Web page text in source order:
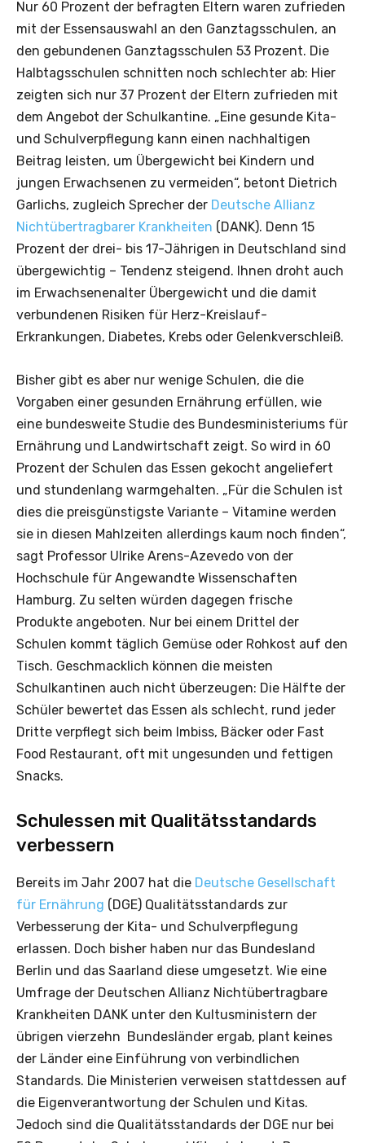
Nur 60 Prozent der befragten Eltern waren zufrieden
mit der Essensauswahl an den Ganztagsschulen, an
den gebundenen Ganztagsschulen 53 Prozent. Die
Halbtagsschulen schnitten noch schlechter ab: Hier
zeigten sich nur 37 Prozent der Eltern zufrieden mit
dem Angebot der Schulkantine. „Eine gesunde Kita-
und Schulverpflegung kann einen nachhaltigen
Beitrag leisten, um Übergewicht bei Kindern und
jungen Erwachsenen zu vermeiden“, betont Dietrich
Garlichs, zugleich Sprecher der Deutsche Allianz
Nichtübertragbarer Krankheiten (DANK). Denn 15
Prozent der drei- bis 17-Jährigen in Deutschland sind
übergewichtig – Tendenz steigend. Ihnen droht auch
im Erwachsenenalter Übergewicht und die damit
verbundenen Risiken für Herz-Kreislauf-
Erkrankungen, Diabetes, Krebs oder Gelenkverschleiß.
Bisher gibt es aber nur wenige Schulen, die die
Vorgaben einer gesunden Ernährung erfüllen, wie
eine bundesweite Studie des Bundesministeriums für
Ernährung und Landwirtschaft zeigt. So wird in 60
Prozent der Schulen das Essen gekocht angeliefert
und stundenlang warmgehalten. „Für die Schulen ist
dies die preisgünstigste Variante – Vitamine werden
sie in diesen Mahlzeiten allerdings kaum noch finden“,
sagt Professor Ulrike Arens-Azevedo von der
Hochschule für Angewandte Wissenschaften
Hamburg. Zu selten würden dagegen frische
Produkte angeboten. Nur bei einem Drittel der
Schulen kommt täglich Gemüse oder Rohkost auf den
Tisch. Geschmacklich können die meisten
Schulkantinen auch nicht überzeugen: Die Hälfte der
Schüler bewertet das Essen als schlecht, rund jeder
Dritte verpflegt sich beim Imbiss, Bäcker oder Fast
Food Restaurant, oft mit ungesunden und fettigen
Snacks.
Schulessen mit Qualitätsstandards
verbessern
Bereits im Jahr 2007 hat die Deutsche Gesellschaft
für Ernährung (DGE) Qualitätsstandards zur
Verbesserung der Kita- und Schulverpflegung
erlassen. Doch bisher haben nur das Bundesland
Berlin und das Saarland diese umgesetzt. Wie eine
Umfrage der Deutschen Allianz Nichtübertragbare
Krankheiten DANK unter den Kultusministern der
übrigen vierzehn Bundesländer ergab, plant keines
der Länder eine Einführung von verbindlichen
Standards. Die Ministerien verweisen stattdessen auf
die Eigenverantwortung der Schulen und Kitas.
Jedoch sind die Qualitätsstandards der DGE nur bei